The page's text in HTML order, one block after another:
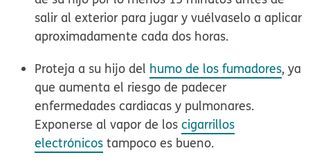
salir al exterior para jugar y vuélvaselo a aplicar
aproximadamente cada dos horas.
Proteja a su hijo del humo de los fumadores, ya
que aumenta el riesgo de padecer
enfermedades cardiacas y pulmonares.
Exponerse al vapor de loscigarrillos
electrónicos tampoco es bueno.